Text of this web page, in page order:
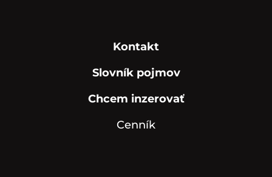
Kontakt
Slovník pojmov
Chcem inzerovať
Cenník